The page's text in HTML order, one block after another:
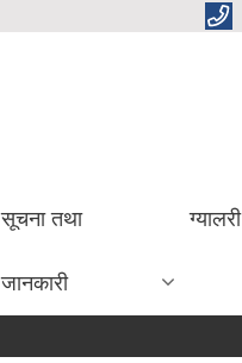
सूचना तथा
जानकारी
ग्यालरी